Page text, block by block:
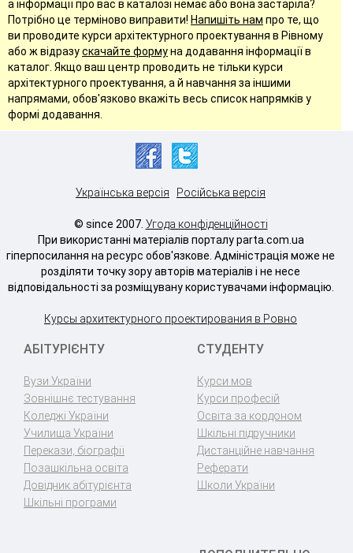
а інформації про вас в каталозі немає або вона застаріла?
Потрібно це терміново виправити! Напишіть нам про те, що
ви проводите курси архітектурного проектування в Рівному
або ж відразускачайте формуна додавання інформації в
каталог. Якщо ваш центр проводить не тільки курси
архітектурного проектування, а й навчання за іншими
напрямами, обов'язково вкажіть весь список напрямків у
формі додавання.
Українська версія Російська версія
© since 2007. Угода конфіденційності
При використанні матеріалів порталу parta.com.ua
гіперпосилання на ресурс обов'язкове. Адміністрація може не
розділяти точку зору авторів матеріалів і не несе
відповідальності за розміщувану користувачами інформацію.
Курсы архитектурного проектирования в Ровно
АБІТУРІЄНТУ
Вузи України
Зовнішнє тестування
Коледжі України
Училища України
Перекази, біографії
Позашкільна освіта
Довідник абітурієнта
Шкільні програми
СТУДЕНТУ
Курси мов
Курси професій
Освіта за кордоном
Шкільні підручники
Дистанційне навчання
Реферати
Школи України